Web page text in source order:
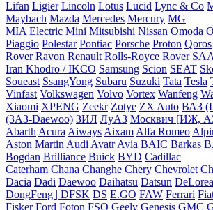
Lifan Ligier Lincoln Lotus Lucid Lync & Co
Maybach Mazda Mercedes Mercury MG
MIA Electric Mini Mitsubishi Nissan Omoda
Piaggio Polestar Pontiac Porsche Proton Qoros
Rover Ravon Renault Rolls-Royce Rover
Iran Khodro / IKCO Samsung Scion SEAT
Soueast SsangYong Subaru Suzuki Tata Tesla
Vinfast Volkswagen Volvo Vortex Wanfeng
Xiaomi XPENG Zeekr Zotye ZX Auto ВАЗ
(ЗАЗ-Daewoo) ЗИЛ ЛуАЗ Москвич [ИЖ,
Abarth Acura Aiways Aixam Alfa Romeo
Aston Martin Audi Avatr Avia BAIC Barkas
Bogdan Brilliance Buick BYD Cadillac
Caterham Chana Changhe Chery Chevrolet
Dacia Dadi Daewoo Daihatsu Datsun
DongFeng | DFSK DS E.GO FAW Ferrari
Fisker Ford Foton FSO Geely Genesis GMC